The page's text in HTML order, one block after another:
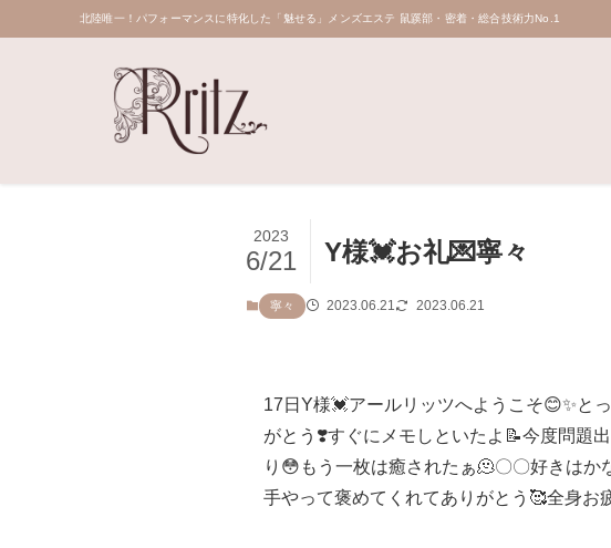
北陸唯一！パフォーマンスに特化した「魅せる」メンズエステ 鼠蹊部・密着・総合技術力No.1
Y様💓お礼💌寧々
2023
6/21
寧々 2023.06.21 2023.06.21
17日Y様💓アールリッツへようこそ😊✨と
がとう❣️すぐにメモしといたよ📝今度問題
り😳もう一枚は癒されたぁ🫠〇〇好きは
手やって褒めてくれてありがとう🥰全身お